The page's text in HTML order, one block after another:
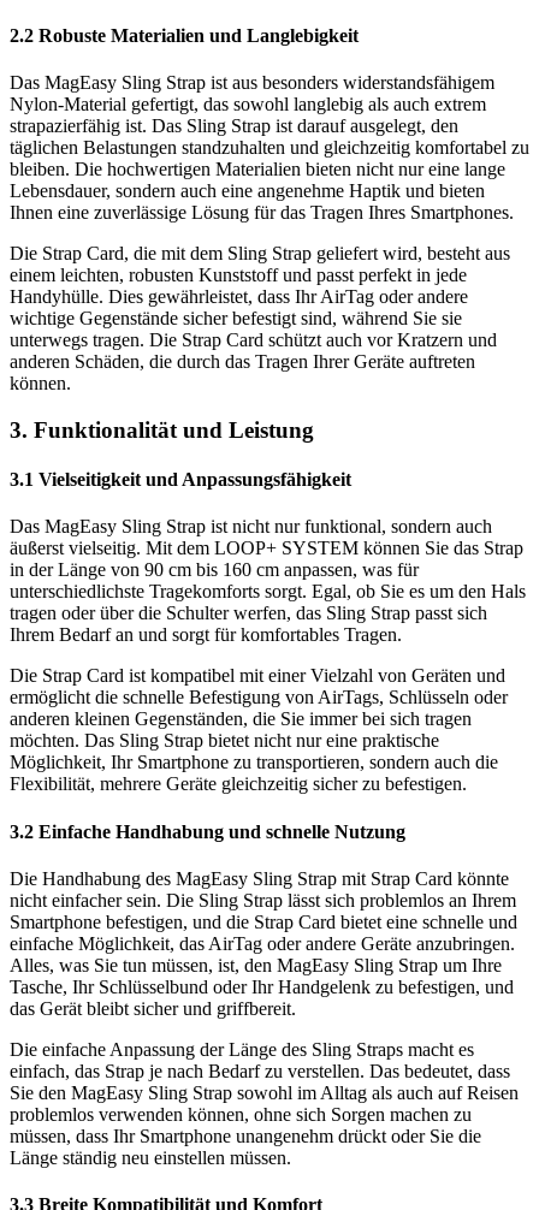
2.2 Robuste Materialien und Langlebigkeit
Das MagEasy Sling Strap ist aus besonders widerstandsfähigem
Nylon-Material gefertigt, das sowohl langlebig als auch extrem
strapazierfähig ist. Das Sling Strap ist darauf ausgelegt, den
täglichen Belastungen standzuhalten und gleichzeitig komfortabel zu
bleiben. Die hochwertigen Materialien bieten nicht nur eine lange
Lebensdauer, sondern auch eine angenehme Haptik und bieten
Ihnen eine zuverlässige Lösung für das Tragen Ihres Smartphones.
Die Strap Card, die mit dem Sling Strap geliefert wird, besteht aus
einem leichten, robusten Kunststoff und passt perfekt in jede
Handyhülle. Dies gewährleistet, dass Ihr AirTag oder andere
wichtige Gegenstände sicher befestigt sind, während Sie sie
unterwegs tragen. Die Strap Card schützt auch vor Kratzern und
anderen Schäden, die durch das Tragen Ihrer Geräte auftreten
können.
3. Funktionalität und Leistung
3.1 Vielseitigkeit und Anpassungsfähigkeit
Das MagEasy Sling Strap ist nicht nur funktional, sondern auch
äußerst vielseitig. Mit dem LOOP+ SYSTEM können Sie das Strap
in der Länge von 90 cm bis 160 cm anpassen, was für
unterschiedlichste Tragekomforts sorgt. Egal, ob Sie es um den Hals
tragen oder über die Schulter werfen, das Sling Strap passt sich
Ihrem Bedarf an und sorgt für komfortables Tragen.
Die Strap Card ist kompatibel mit einer Vielzahl von Geräten und
ermöglicht die schnelle Befestigung von AirTags, Schlüsseln oder
anderen kleinen Gegenständen, die Sie immer bei sich tragen
möchten. Das Sling Strap bietet nicht nur eine praktische
Möglichkeit, Ihr Smartphone zu transportieren, sondern auch die
Flexibilität, mehrere Geräte gleichzeitig sicher zu befestigen.
3.2 Einfache Handhabung und schnelle Nutzung
Die Handhabung des MagEasy Sling Strap mit Strap Card könnte
nicht einfacher sein. Die Sling Strap lässt sich problemlos an Ihrem
Smartphone befestigen, und die Strap Card bietet eine schnelle und
einfache Möglichkeit, das AirTag oder andere Geräte anzubringen.
Alles, was Sie tun müssen, ist, den MagEasy Sling Strap um Ihre
Tasche, Ihr Schlüsselbund oder Ihr Handgelenk zu befestigen, und
das Gerät bleibt sicher und griffbereit.
Die einfache Anpassung der Länge des Sling Straps macht es
einfach, das Strap je nach Bedarf zu verstellen. Das bedeutet, dass
Sie den MagEasy Sling Strap sowohl im Alltag als auch auf Reisen
problemlos verwenden können, ohne sich Sorgen machen zu
müssen, dass Ihr Smartphone unangenehm drückt oder Sie die
Länge ständig neu einstellen müssen.
3.3 Breite Kompatibilität und Komfort